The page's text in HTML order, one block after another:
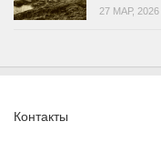
27 МАР, 2026
Контакты